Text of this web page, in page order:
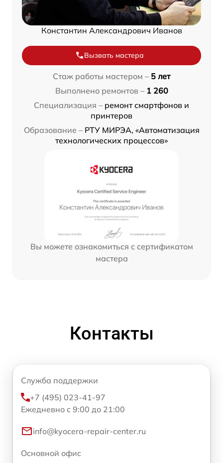
Константин Александрович Иванов
Вызвать мастера
Стаж работы мастером – 5 лет
Выполнено ремонтов – 1 260
Специализация – ремонт смартфонов и
принтеров
Образование – РТУ МИРЭА, «Автоматизация
технологических процессов»
Вы можете ознакомиться с сертификатом
мастера
Контакты
Служба поддержки
+7 (495) 023-41-97
Ежедневно с 9:00 до 21:00
info@kyocera-repair-center.ru
Основной офис